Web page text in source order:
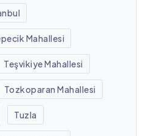
Mahallesi
Teşvikiye Mahallesi
Tozkoparan Mahallesi
Tuzla